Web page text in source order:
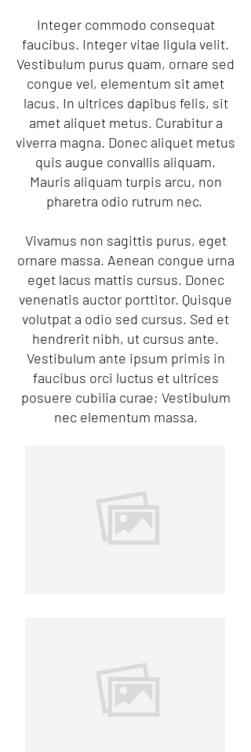
Integer commodo consequat
faucibus. Integer vitae ligula velit.
Vestibulum purus quam, ornare sed
congue vel, elementum sit amet
lacus. In ultrices dapibus felis, sit
amet aliquet metus. Curabitur a
viverra magna. Donec aliquet metus
quis augue convallis aliquam.
Mauris aliquam turpis arcu, non
pharetra odio rutrum nec.
Vivamus non sagittis purus, eget
ornare massa. Aenean congue urna
eget lacus mattis cursus. Donec
venenatis auctor porttitor. Quisque
volutpat a odio sed cursus. Sed et
hendrerit nibh, ut cursus ante.
Vestibulum ante ipsum primis in
faucibus orci luctus et ultrices
posuere cubilia curae; Vestibulum
nec elementum massa.